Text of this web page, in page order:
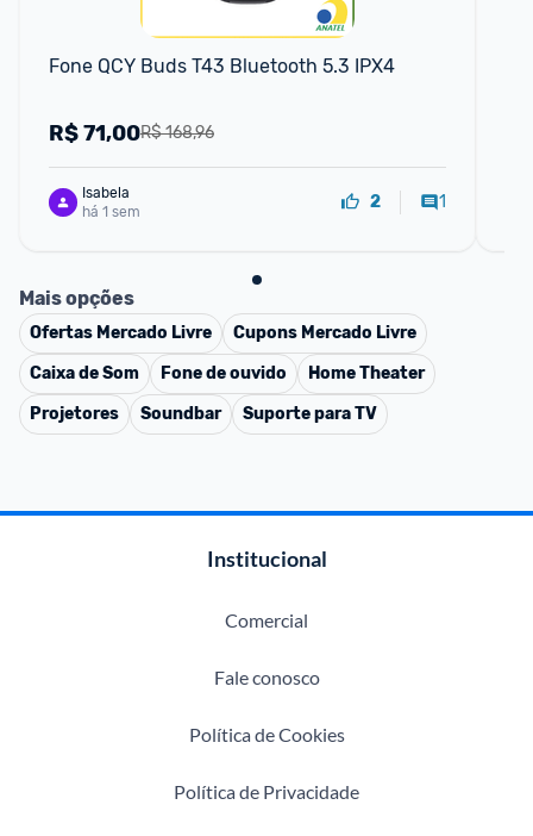
Fone QCY Buds T43 Bluetooth 5.3 IPX4
R$ 168,96
R$71,00
Isabela
há 1 sem
2 1
Mais opções
Ofertas Mercado Livre Cupons Mercado Livre
Caixa de Som
Fone de ouvido
Home Theater
Projetores
Soundbar Suporte para TV
Institucional
Comercial
Fale conosco
Política de Cookies
Política de Privacidade